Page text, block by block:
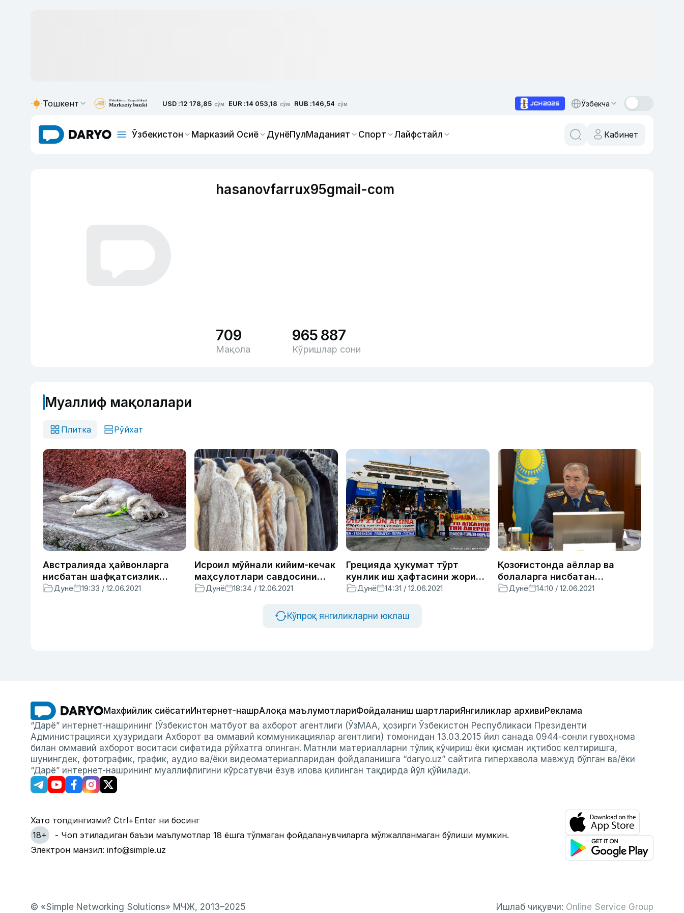
Тошкент USD :12 178,85 сўм EUR :14 053,18 сўм RUB :146,54 сўм Ўзбекча
Ўзбекистон Марказий Осиё ДунёПулМаданият Спорт Лайфстайл Кабинет
hasanovfarrux95gmail-com
709
Мақола
965 887
Кўришлар сони
Муаллиф мақолалари
Плитка Рўйхат
Австралияда ҳайвонларга
нисбатан шафқатсизлик
бўйича судланган одамларга
Дунё 19:33 / 12.06.2021
Исроил мўйнали кийим-кечак
маҳсулотлари савдосини
тақиқлаган дунёдаги
Дунё 18:34 / 12.06.2021
Грецияда ҳукумат тўрт
кунлик иш ҳафтасини жорий
қилмоқчи. Аҳоли эса бунга
ўтказмоқда
Дунё 14:31 / 12.06.2021
Қозоғистонда аёллар ва
болаларга нисбатан
жиноятлар фақат аёл
Дунё 14:10 / 12.06.2021
Кўпроқ янгиликларни юклаш
Махфийлик сиёсатиИнтернет-нашрАлоқа маълумотлариФойдаланиш шартлариЯнгиликлар архивиРеклама
“Дарё” интернет-нашрининг (Ўзбекистон матбуот ва ахборот агентлиги (ЎзМАА, ҳозирги Ўзбекистон Республикаси Президенти
Администрацияси ҳузуридаги Ахборот ва оммавий коммуникациялар агентлиги) томонидан 13.03.2015 йил санада 0944-сонли гувоҳнома
билан оммавий ахборот воситаси сифатида рўйхатга олинган. Матнли материалларни тўлиқ кўчириш ёки қисман иқтибос келтиришга,
шунингдек, фотографик, график, аудио ва/ёки видеоматериалларидан фойдаланишга “daryo.uz” сайтига гиперхавола мавжуд бўлган ва/ёки
“Дарё” интернет-нашрининг муаллифлигини кўрсатувчи ёзув илова қилинган тақдирда йўл қўйилади.
Хато топдингизми? Ctrl+Enter ни босинг
18+
- Чоп этиладиган баъзи маълумотлар 18 ёшга тўлмаган фойдаланувчиларга мўлжалланмаган бўлиши мумкин.
Электрон манзил: info@simple.uz
© «Simple Networking Solutions» МЧЖ, 2013–2025 Ишлаб чиқувчи: Online Service Group